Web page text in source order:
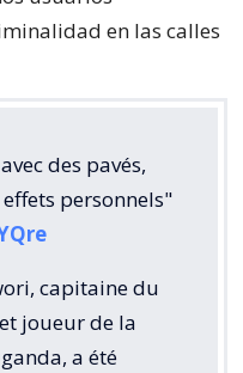
en las calles
des pavés,
personnels"
capitaine du
joueur de la
a été